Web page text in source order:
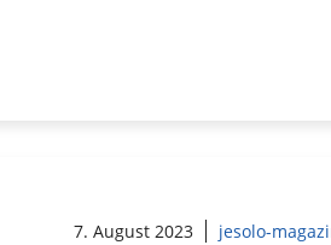
7. August 2023 jesolo-